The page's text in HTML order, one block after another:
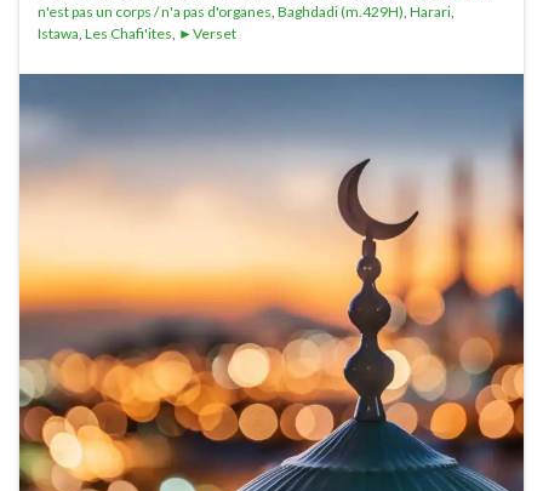
n'est pas un corps / n'a pas d'organes Baghdadi (m.429H) Harari
Istawa Les Chafi'ites ►Verset